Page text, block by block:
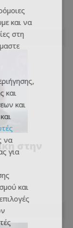
στην
και να
στη
και
και
να
για
και